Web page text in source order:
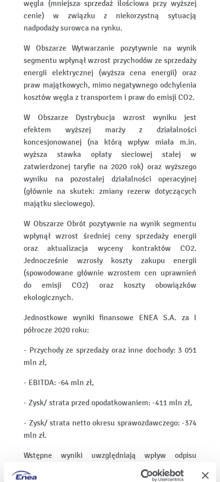
węgla (mniejsza sprzedaż ilościowa przy wyższej
cenie) w związku z niekorzystną sytuacją
nadpodaży surowca na rynku.
W Obszarze Wytwarzanie pozytywnie na wynik
segmentu wpłynął wzrost przychodów ze sprzedaży
energii elektrycznej (wyższa cena energii) oraz
praw majątkowych, mimo negatywnego odchylenia
kosztów węgla z transportem i praw do emisji CO2.
W Obszarze Dystrybucja wzrost wyniku jest
efektem wyższej marży z działalności
koncesjonowanej (na którą wpływ miała m.in.
wyższa stawka opłaty sieciowej stałej w
zatwierdzonej taryfie na 2020 rok) oraz wyższego
wyniku na pozostałej działalności operacyjnej
(głównie na skutek: zmiany rezerw dotyczących
majątku sieciowego).
W Obszarze Obrót pozytywnie na wynik segmentu
wpłynął wzrost średniej ceny sprzedaży energii
oraz aktualizacja wyceny kontraktów CO2.
Jednocześnie wzrosły koszty zakupu energii
(spowodowane głównie wzrostem cen uprawnień
do emisji CO2) oraz koszty obowiązków
ekologicznych.
Jednostkowe wyniki finansowe ENEA S.A. za I
półrocze 2020 roku:
- Przychody ze sprzedaży oraz inne dochody: 3 051
mln zł,
- EBITDA: -64 mln zł,
- Zysk/ strata przed opodatkowaniem: -411 mln zł,
- Zysk/ strata netto okresu sprawozdawczego: -374
mln zł.
Wstępne wyniki uwzględniają wpływ odpisu
aktualizującego wartość udziałów w spółce ENEA
Wytwarzanie sp. z o.o. oraz odpisu aktualizującego